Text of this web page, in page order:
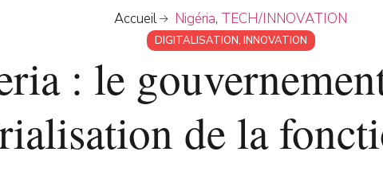
Accueil Nigéria, TECH/INNOVATION
DIGITALISATION, INNOVATION
: le
de la